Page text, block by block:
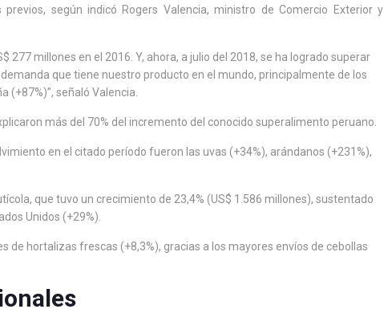
según indicó Rogers Valencia, ministro de Comercio Exterior y
277 millones en el 2016. Y, ahora, a julio del 2018, se ha logrado superar
que tiene nuestro producto en el mundo, principalmente de los
(+87%)”, señaló Valencia.
más del 70% del incremento del conocido superalimento peruano.
en el citado período fueron las uvas (+34%), arándanos (+231%),
que tuvo un crecimiento de 23,4% (US$ 1.586 millones), sustentado
Unidos (+29%).
de hortalizas frescas (+8,3%), gracias a los mayores envíos de cebollas